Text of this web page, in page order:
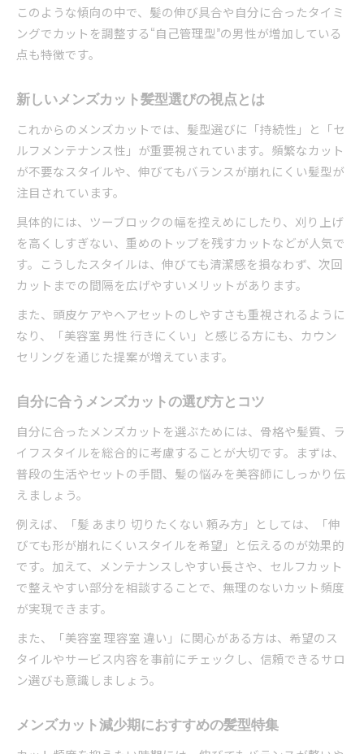
男性のカットは何ヶ月に一回が最適なのか
ライフスタイル別メンズカット頻度の目安
髪質や年齢に合わせたカット頻度の調整法
このような傾向の中で、髪の伸び具合や自分に合ったタイミ
ングでカットを調整する“自己管理型”の男性が増加している
点も特徴です。
新しいメンズカット髪型選びの視点とは
これからのメンズカットでは、髪型選びに「持続性」と「セ
ルフメンテナンス性」が重要視されています。頻繁なカット
が不要なスタイルや、伸びてもバランスが崩れにくい髪型が
注目されています。
具体的には、ツーブロックの幅を控えめにしたり、刈り上げ
を高くしすぎない、重めのトップを残すカットなどが人気で
す。こうしたスタイルは、伸びても清潔感を損なわず、次回
カットまでの間隔を広げやすいメリットがあります。
また、頭皮ケアやヘアセットのしやすさも重視されるように
なり、「美容室 男性 行きにくい」と感じる方にも、カウン
セリングを通じた提案が増えています。
自分に合うメンズカットの選び方とコツ
自分に合ったメンズカットを選ぶためには、骨格や髪質、ラ
イフスタイルを総合的に考慮することが大切です。まずは、
普段の生活やセットの手間、髪の悩みを美容師にしっかり伝
えましょう。
例えば、「髪 あまり 切りたくない 頼み方」としては、「伸
びても形が崩れにくいスタイルを希望」と伝えるのが効果的
です。加えて、メンテナンスしやすい長さや、セルフカット
で整えやすい部分を相談することで、無理のないカット頻度
が実現できます。
また、「美容室 理容室 違い」に関心がある方は、希望のス
タイルやサービス内容を事前にチェックし、信頼できるサロ
ン選びも意識しましょう。
メンズカット減少期におすすめの髪型特集